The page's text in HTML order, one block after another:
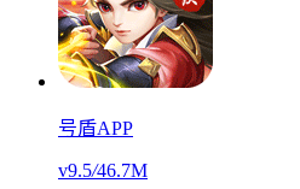
号盾APP
v9.5/46.7M